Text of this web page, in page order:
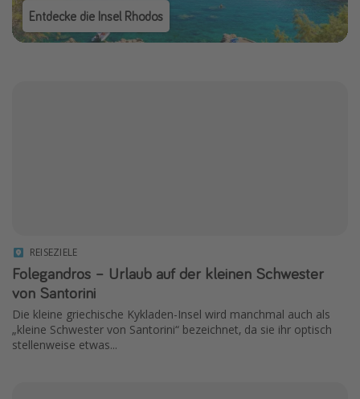
Entdecke die Insel Rhodos
REISEZIELE
Folegandros – Urlaub auf der kleinen Schwester
von Santorini
Die kleine griechische Kykladen-Insel wird manchmal auch als
„kleine Schwester von Santorini“ bezeichnet, da sie ihr optisch
stellenweise etwas...